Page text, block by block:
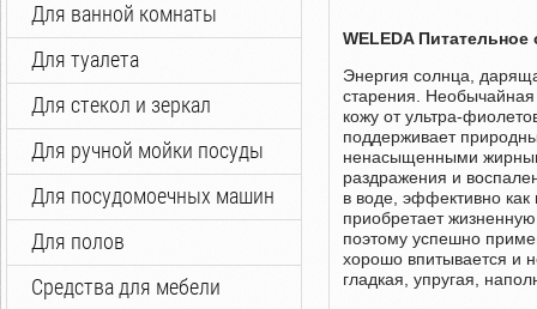
Для ванной комнаты
Для туалета
Для стекол и зеркал
Для ручной мойки посуды
Для посудомоечных машин
Для полов
Средства для мебели
WELEDA
Энергия солнца,
старения.
кожу от ультра-
поддерживает
ненасыщенными
раздражения и
в воде, эффективно
приобретает
поэтому успешно
хорошо впитывается и
гладкая, упругая,